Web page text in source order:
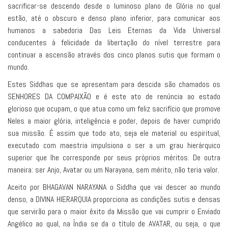
sacrificar-se descendo desde o luminoso plano de Glória no qual
estão, até o obscuro e denso plano inferior, para comunicar aos
humanos a sabedoria Das Leis Eternas da Vida Universal
conducentes à felicidade da libertação do nível terrestre para
continuar a ascensão através dos cinco planos sutis que formam o
mundo.
Estes Siddhas que se apresentam para descida são chamados os
SENHORES DA COMPAIXÃO e é este ato de renúncia ao estado
glorioso que ocupam, o que atua como um feliz sacrifício que promove
Neles a maior glória, inteligência e poder, depois de haver cumprido
sua missão. É assim que todo ato, seja ele material ou espiritual,
executado com maestria impulsiona o ser a um grau hierárquico
superior que lhe corresponde por seus próprios méritos. De outra
maneira: ser Anjo, Avatar ou um Narayana, sem mérito, não teria valor.
Aceito por BHAGAVAN NARAYANA o Siddha que vai descer ao mundo
denso, a DIVINA HIERARQUIA proporciona as condições sutis e densas
que servirão para o maior êxito da Missão que vai cumprir o Enviado
Angélico ao qual, na Índia se da o título de AVATAR, ou seja, o que